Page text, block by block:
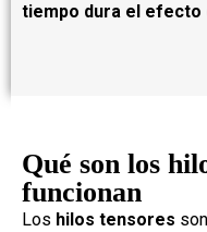
tiempo dura el
Qué son los
funcionan
Los hilos tensores